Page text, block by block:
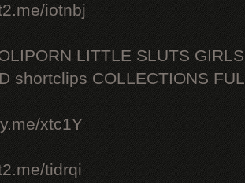
iotnbj
LITTLE SLUTS
shortclips COLLECTIONS
xtc1Y
tidrqi